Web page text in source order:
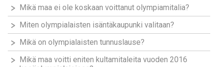
Mikä maa ei ole koskaan voittanut olympiamitalia?
Miten olympialaisten isäntäkaupunki valitaan?
Mikä on olympialaisten tunnuslause?
Mikä maa voitti eniten kultamitaleita vuoden 2016